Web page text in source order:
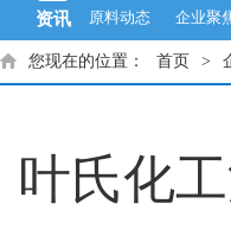
资讯
原料动态
企业聚
您现在的位置： 首页 >
叶氏化